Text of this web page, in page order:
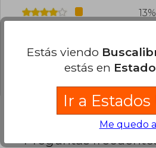
0%
9%
Preguntas
Estás viendo
estás en
Ir a
Me quedo